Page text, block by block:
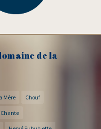
de la
Mère Chouf